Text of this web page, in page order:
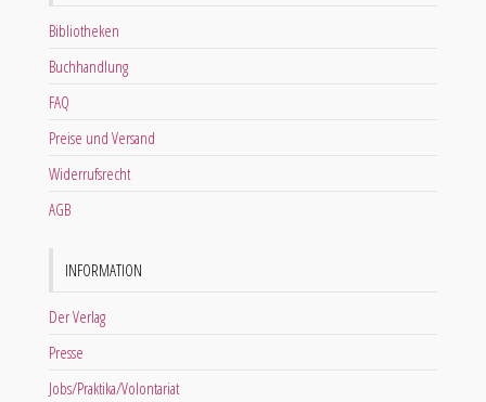
Bibliotheken
Buchhandlung
FAQ
Preise und Versand
Widerrufsrecht
AGB
INFORMATION
Der Verlag
Presse
Jobs/Praktika/Volontariat